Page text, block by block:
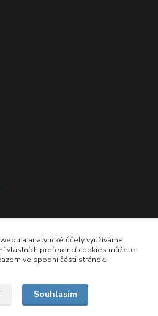
a analytické účely využíváme
vlastních preferencí cookies můžete
ve spodní části stránek.
Souhlasím